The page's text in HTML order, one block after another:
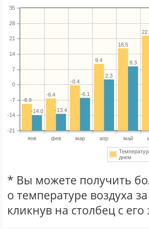
янв фев мар апр май
-21
-14
-7
0
7
14
21
28
35
16.5
9.4
-0.4
-6.4
-8.9
8.3
2.3
-6.1
-13.4
-14.0
днем
* Вы можете получить
о температуре воздуха
кликнув на столбец с